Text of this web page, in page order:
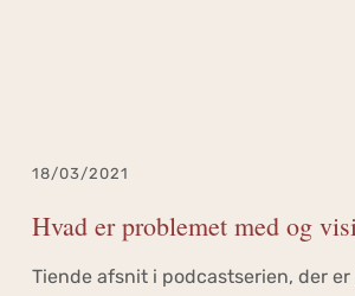
18/03/2021
Hvad er problemet med og
Tiende afsnit i podcastserien, der